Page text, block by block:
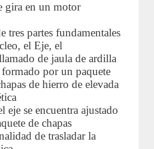
gira en un motor
tres partes fundamentales
el Eje, el
de jaula de ardilla
por un paquete
de hierro de elevada
eje se encuentra ajustado
de chapas
de trasladar la